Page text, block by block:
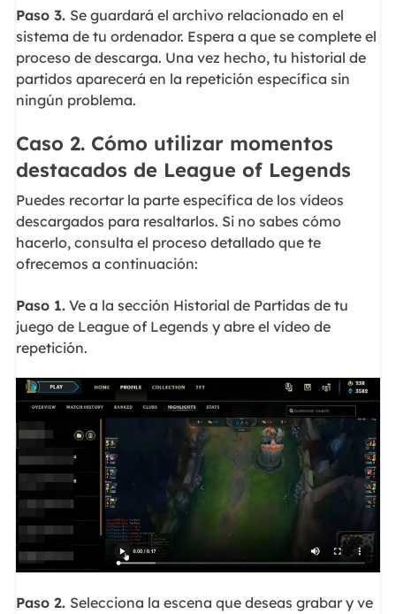
Paso 3. Se guardará el archivo relacionado en el
sistema de tu ordenador. Espera a que se complete el
proceso de descarga. Una vez hecho, tu historial de
partidos aparecerá en la repetición específica sin
ningún problema.
Caso 2. Cómo utilizar momentos
destacados de League of Legends
Puedes recortar la parte específica de los vídeos
descargados para resaltarlos. Si no sabes cómo
hacerlo, consulta el proceso detallado que te
ofrecemos a continuación:
Paso 1.Ve a la sección Historial de Partidas de tu
juego de League of Legends y abre el vídeo de
repetición.
Paso 2. Selecciona la escena que deseas grabar y ve